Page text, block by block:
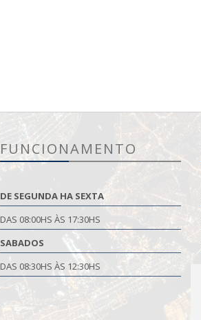
FUNCIONAMENTO
DE SEGUNDA HA SEXTA
DAS 08:00HS ÀS 17:30HS
SABADOS
DAS 08:30HS ÀS 12:30HS